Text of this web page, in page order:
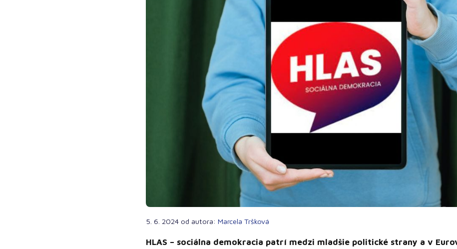
5. 6. 2024 od autora: Marcela Tršková
HLAS – sociálna demokracia patrí medzi mladšie politické strany a v